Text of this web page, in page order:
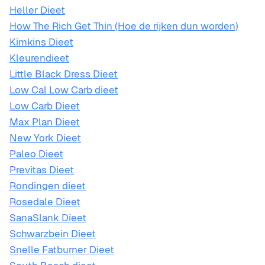
Heller Dieet
How The Rich Get Thin (Hoe de rijken dun worden)
Kimkins Dieet
Kleurendieet
Little Black Dress Dieet
Low Cal Low Carb dieet
Low Carb Dieet
Max Plan Dieet
New York Dieet
Paleo Dieet
Previtas Dieet
Rondingen dieet
Rosedale Dieet
SanaSlank Dieet
Schwarzbein Dieet
Snelle Fatburner Dieet